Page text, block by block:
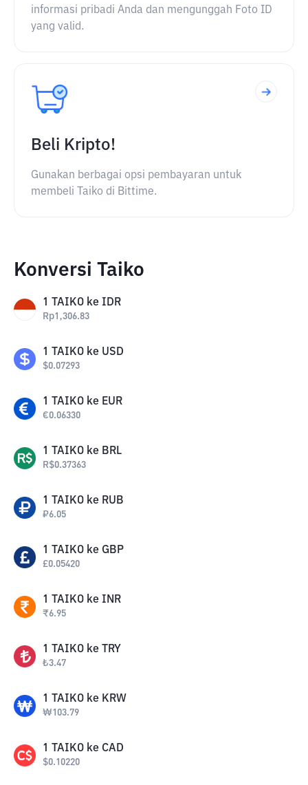
informasi pribadi Anda dan mengunggah Foto ID
yang valid.
Beli Kripto!
Gunakan berbagai opsi pembayaran untuk
membeli Taiko di Bittime.
Konversi Taiko
1 TAIKO ke IDR
Rp1,306.83
1 TAIKO ke USD
$0.07293
1 TAIKO ke EUR
€0.06330
1 TAIKO ke BRL
R$0.37363
1 TAIKO ke RUB
₽6.05
1 TAIKO ke GBP
£0.05420
1 TAIKO ke INR
₹6.95
1 TAIKO ke TRY
₺3.47
1 TAIKO ke KRW
₩103.79
1 TAIKO ke CAD
$0.10220